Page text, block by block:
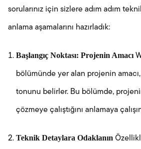
sorularınız için sizlere adım adım
anlama aşamalarını hazırladık:
Başlangıç Noktası: Projenin Amacı
bölümünde yer alan projenin
tonunu belirler. Bu bölümde,
çözmeye çalıştığını anlamaya
Teknik Detaylara Odaklanın